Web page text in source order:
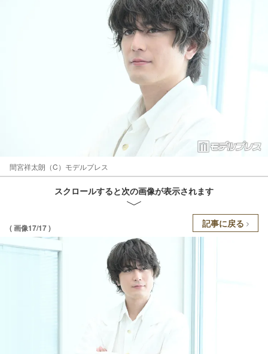
間宮祥太朗（C）モデルプレス
スクロールすると次の画像が表示されます
( 画像17/17 ) 記事に戻る